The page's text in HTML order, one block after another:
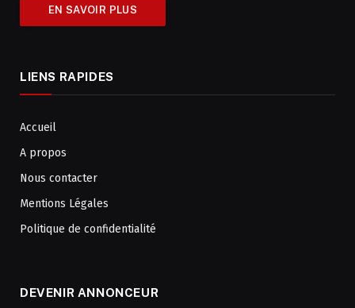
EN SAVOIR PLUS
LIENS RAPIDES
Accueil
A propos
Nous contacter
Mentions Légales
Politique de confidentialité
DEVENIR ANNONCEUR